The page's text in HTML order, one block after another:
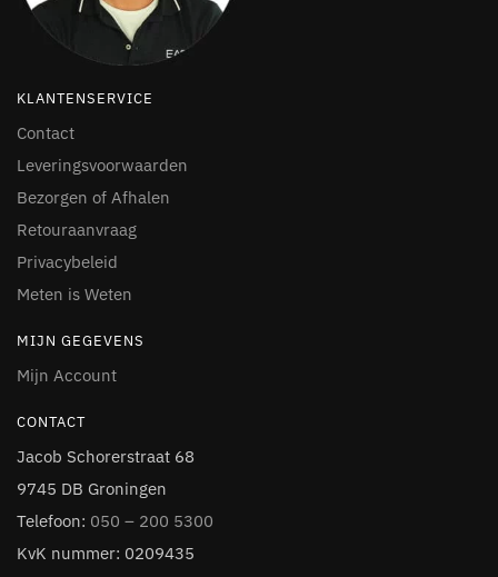
KLANTENSERVICE
Contact
Leveringsvoorwaarden
Bezorgen of Afhalen
Retouraanvraag
Privacybeleid
Meten is Weten
MIJN GEGEVENS
Mijn Account
CONTACT
Jacob Schorerstraat 68
9745 DB Groningen
Telefoon: 050 – 200 5300
KvK nummer: 0209435